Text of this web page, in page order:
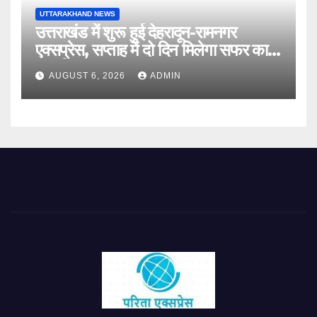
UTTARAKHAND NEWS
उत्तराखंड में शुरू हुई देहरादून-रामनगर
एक्सप्रेस, सप्ताह में दो दिन मिलेगा सफर का
नया विकल्प
AUGUST 6, 2026 ADMIN